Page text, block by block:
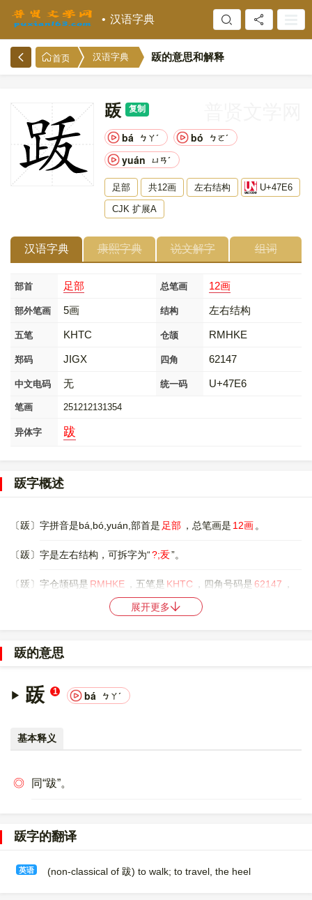
汉语字典
首页 汉语字典 䟦的意思和解释
䟦 复制
bá ㄅㄚˊ bó ㄅㄛˊ
yuán ㄩㄢˊ
足部 共12画 左右结构 U+47E6
CJK 扩展A
汉语字典 康熙字典 说文解字 组词
部首 足部 总笔画 12画
部外笔画 5画 结构 左右结构
五笔 KHTC 仓颉 RMHKE
郑码 JIGX 四角 62147
中文电码 无 统一码 U+47E6
笔画 251212131354
异体字 跋
䟦字概述
〔䟦〕字拼音是bá,bó,yuán,部首是 足部 ，总笔画是 12画 。
〔䟦〕字是左右结构，可拆字为“?;叐”。
〔䟦〕字仓颉码是 RMHKE ，五笔是 KHTC ，四角号码是 62147
，
，中文电码是无，。
UTF-8：E4 9F A6。
〔䟦〕字的异体字是跋。
展开更多
䟦的意思
䟦 1 bá ㄅㄚˊ
基本释义
◎ 同“跋”。
䟦字的翻译
英语 (non-classical of 跋) to walk; to travel, the heel